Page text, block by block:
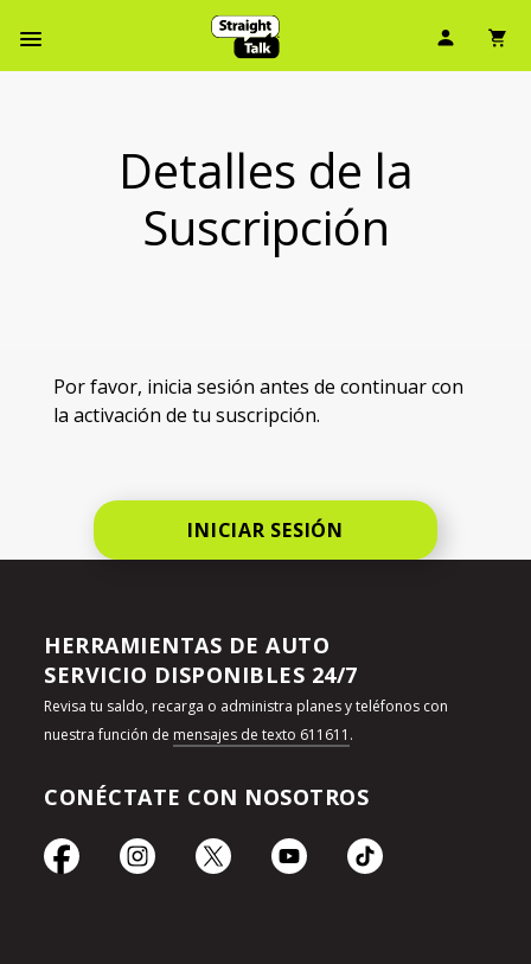
Menú de barra de navegación
Ícono
Detalles de la
Suscripción
Por favor, inicia sesión antes de continuar con
la activación de tu suscripción.
INICIAR SESIÓN
HERRAMIENTAS DE AUTO
SERVICIO DISPONIBLES 24/7
Revisa tu saldo, recarga o administra planes y teléfonos con
nuestra función de mensajes de texto 611611 .
CONÉCTATE CON NOSOTROS